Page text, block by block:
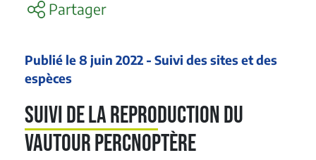
Partager
Publié le 8 juin 2022 - Suivi des sites et des
espèces
Suivi de la reproduction du
Vautour percnoptère